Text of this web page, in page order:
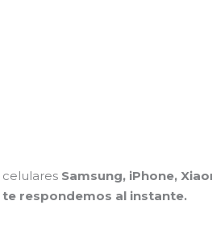
Samsung, iPhone,
respondemos al instante.